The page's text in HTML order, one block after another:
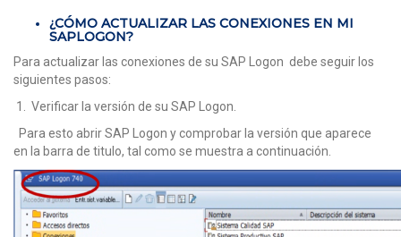
¿CÓMO ACTUALIZAR LAS CONEXIONES EN MI
SAPLOGON?
Para actualizar las conexiones de su SAP Logon debe seguir los
siguientes pasos:
1. Verificar la versión de su SAP Logon.
Para esto abrir SAP Logon y comprobar la versión que aparece
en la barra de titulo, tal como se muestra a continuación.